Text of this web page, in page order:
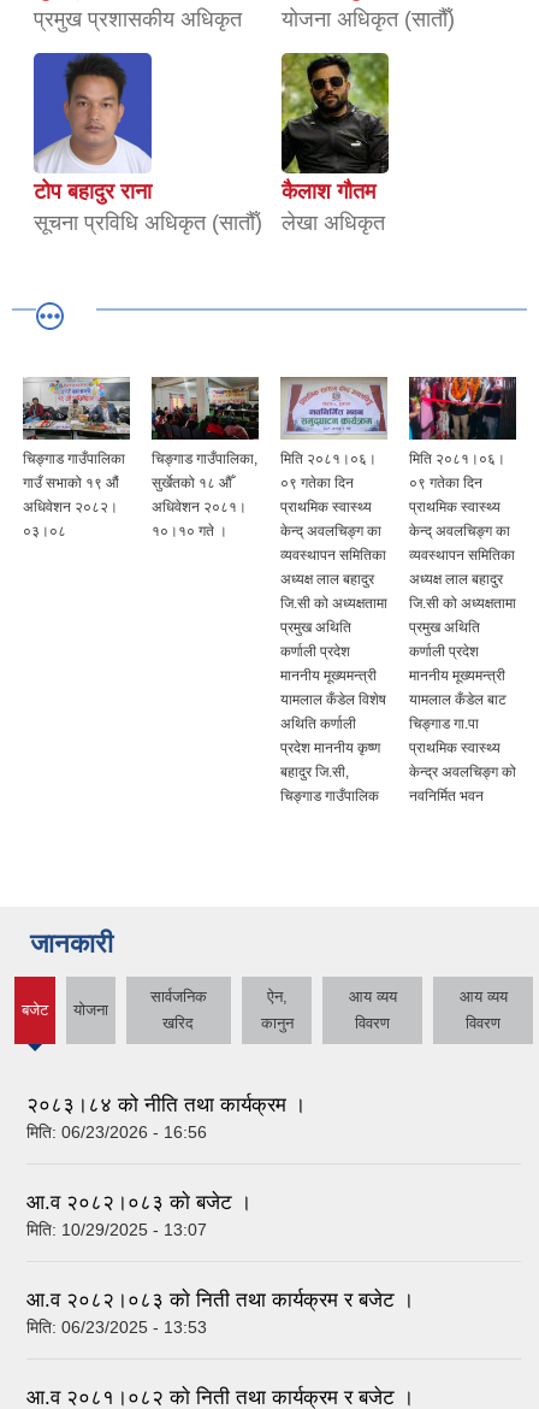
प्रमुख प्रशासकीय अधिकृत
योजना अधिकृत (सातौँ)
टोप बहादुर राना
सूचना प्रविधि अधिकृत (सातौँ)
कैलाश गौतम
लेखा अधिकृत
चिङ्गाड गाउँपालिका
गाउँ सभाको १९ औं
अधिवेशन २०८२।
०३।०८
चिङ्गाड गाउँपालिका,
सुर्खेतको १८ औँ
अधिवेशन २०८१।
१०।१० गते ।
मिति २०८१।०६।
०९ गतेका दिन
प्राथमिक स्वास्थ्य
केन्द् अवलचिङ्ग का
व्यवस्थापन समितिका
अध्यक्ष लाल बहादुर
जि.सी को अध्यक्षतामा
प्रमुख अथिति
कर्णाली प्रदेश
माननीय मूख्यमन्त्री
यामलाल कँडेल विशेष
अथिति कर्णाली
प्रदेश माननीय कृष्ण
बहादुर जि.सी,
चिङ्गाड गाउँपालिक
मिति २०८१।०६।
०९ गतेका दिन
प्राथमिक स्वास्थ्य
केन्द् अवलचिङ्ग का
व्यवस्थापन समितिका
अध्यक्ष लाल बहादुर
जि.सी को अध्यक्षतामा
प्रमुख अथिति
कर्णाली प्रदेश
माननीय मूख्यमन्त्री
यामलाल कँडेल बाट
चिङ्गाड गा.पा
प्राथमिक स्वास्थ्य
केन्द्र अवलचिङ्ग को
नवनिर्मित भवन
जानकारी
बजेट
tab)
योजना
सार्वजनिक
खरिद
ऐन,
कानुन
आय व्यय
विवरण
आय व्यय
विवरण
२०८३।८४ को नीति तथा कार्यक्रम ।
मिति: 06/23/2026 - 16:56
आ.व २०८२।०८३ काे बजेट ।
मिति: 10/29/2025 - 13:07
आ.व २०८२।०८३ काे निती तथा कार्यक्रम र बजेट ।
मिति: 06/23/2025 - 13:53
आ.व २०८१।०८२ काे निती तथा कार्यक्रम र बजेट ।